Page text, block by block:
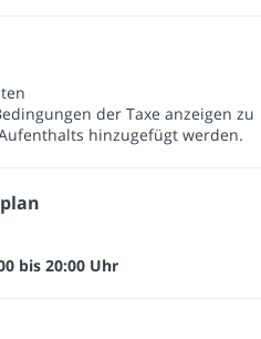
der Taxe anzeigen zu
hinzugefügt werden.
bis 20:00 Uhr